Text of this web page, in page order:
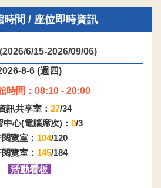
時間 / 座位即時資訊
6/15-2026/09/06)
8-6 (週四)
時間：08:10 - 20:00
訊共享室： 27/34
中心(電腦席次)： 0/3
覽室： 104/120
覽室： 145/184
活動看板